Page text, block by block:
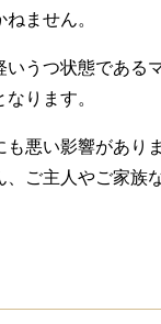
ません。
うつ状態である
ります。
悪い影響があり
ご主人やご家族